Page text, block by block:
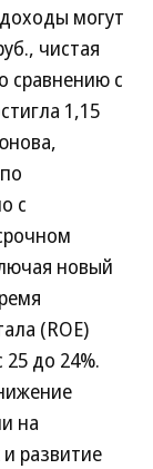
могут
чистая
сравнению с
1,15
с
новый
(ROE)
до 24%.
на
развитие